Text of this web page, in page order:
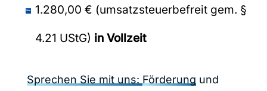
1.280,00 € (umsatzsteuerbefreit gem. §
4.21 UStG) in Vollzeit
Sprechen Sie mit uns: Förderung und